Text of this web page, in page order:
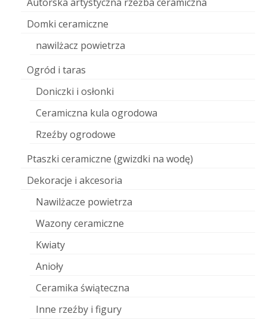
Domki ceramiczne
nawilżacz powietrza
Ogród i taras
Doniczki i osłonki
Ceramiczna kula ogrodowa
Rzeźby ogrodowe
Ptaszki ceramiczne (gwizdki na wodę)
Dekoracje i akcesoria
Nawilżacze powietrza
Wazony ceramiczne
Kwiaty
Anioły
Ceramika świąteczna
Inne rzeźby i figury